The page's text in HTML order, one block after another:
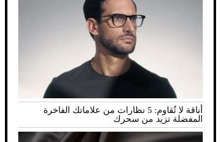
أناقة لا تُقاوم: 5 نظارات من علاماتك الفاخرة
المفضلة تزيد من سحرك